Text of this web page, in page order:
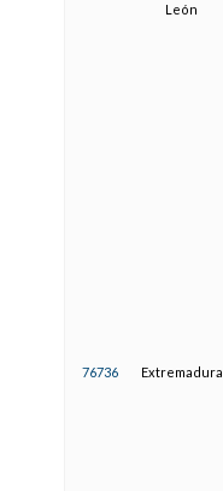
León
76736 Extremadura